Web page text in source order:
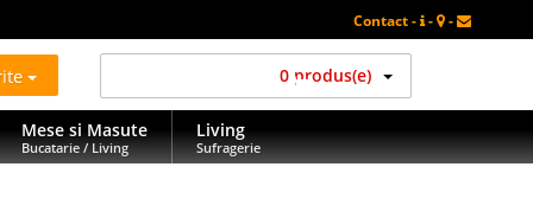
Contact - - -
0 produs(e)
Mese si Masute
Bucatarie / Living
Living
Sufragerie